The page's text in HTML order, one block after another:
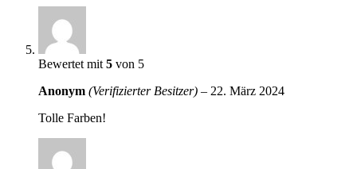
Bewertet mit 5 von 5
Anonym (Verifizierter Besitzer) – 22. März 2024
Tolle Farben!